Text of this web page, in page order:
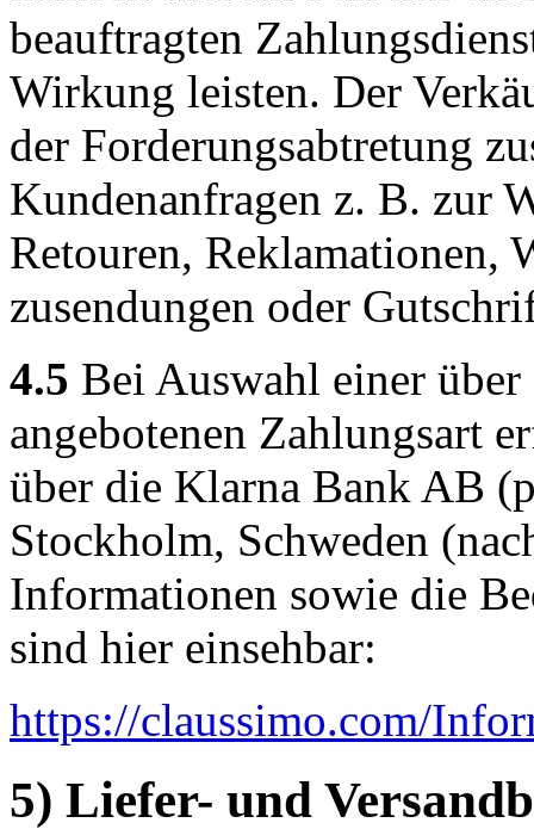
beauftragten
Wirkung leisten. Der
der Forderungsabtretung
Kundenanfragen z. B. zur
Retouren, Reklamationen,
zusendungen oder
4.5 Bei Auswahl einer
angebotenen Zahlungsart
über die Klarna Bank AB
Stockholm, Schweden
Informationen sowie die
sind hier einsehbar:
https://claussimo.com/
5) Liefer- und